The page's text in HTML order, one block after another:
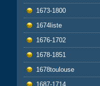
1673-1800
1674liste
1676-1702
1678-1851
1678toulouse
1687-1714